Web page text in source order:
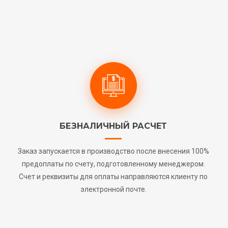
БЕЗНАЛИЧНЫЙ РАСЧЕТ
Заказ запускается в производство после внесения 100%
предоплаты по счету, подготовленному менеджером.
Счет и реквизиты для оплаты направляются клиенту по
электронной почте.